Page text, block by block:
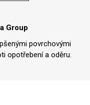
Group
povrchovými
opotřebení a oděru.